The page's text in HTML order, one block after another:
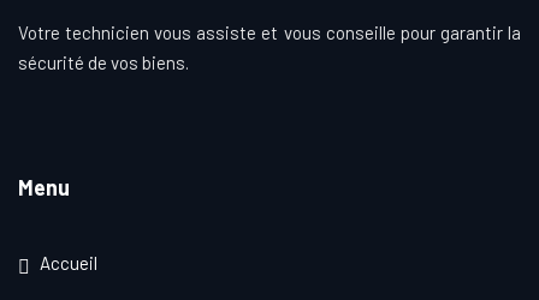
Votre technicien vous assiste et vous conseille pour garantir la
sécurité de vos biens.
Menu
Accueil